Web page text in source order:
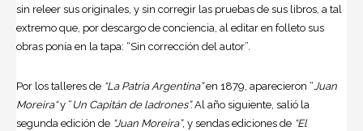
sin releer sus originales, y sin corregir las pruebas de sus libros, a tal
extremo que, por descargo de conciencia, al editar en folleto sus
obras ponía en la tapa: “Sin corrección del autor”.
Por los talleres de “La Patria Argentina”en 1879, aparecieron “Juan
Moreira“y “ Un Capitán de ladrones”.Al año siguiente, salió la
segunda edición de “Juan Moreira”, y sendas ediciones de “El